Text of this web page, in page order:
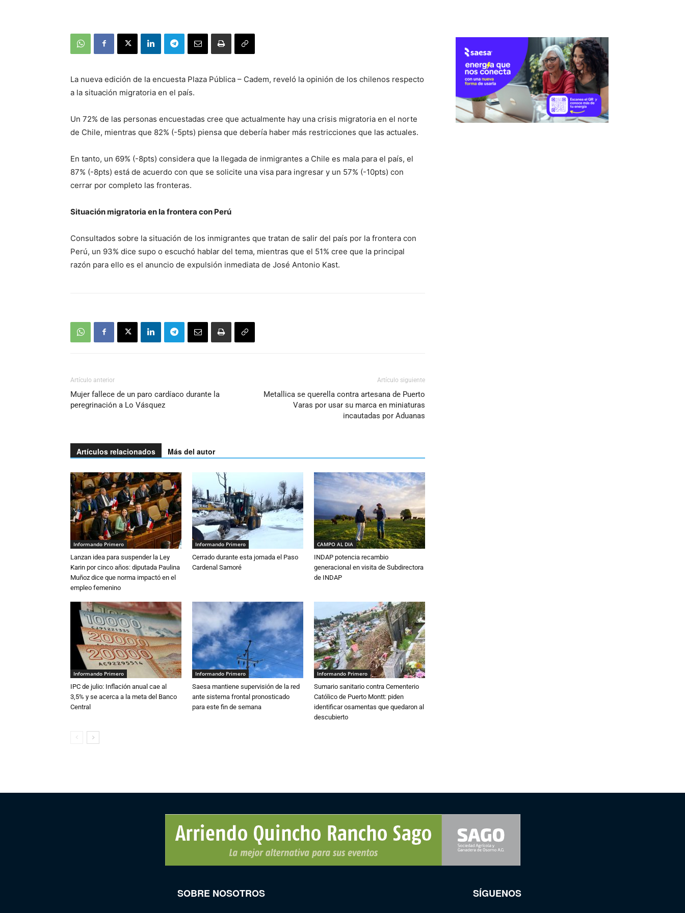
La nueva edición de la encuesta Plaza Pública – Cadem, reveló la opinión de los chilenos respecto
a la situación migratoria en el país.
Un 72% de las personas encuestadas cree que actualmente hay una crisis migratoria en el norte
de Chile, mientras que 82% (-5pts) piensa que debería haber más restricciones que las actuales.
En tanto, un 69% (-8pts) considera que la llegada de inmigrantes a Chile es mala para el país, el
87% (-8pts) está de acuerdo con que se solicite una visa para ingresar y un 57% (-10pts) con
cerrar por completo las fronteras.
Situación migratoria en la frontera con Perú
Consultados sobre la situación de los inmigrantes que tratan de salir del país por la frontera con
Perú, un 93% dice supo o escuchó hablar del tema, mientras que el 51% cree que la principal
razón para ello es el anuncio de expulsión inmediata de José Antonio Kast.
Artículo anterior
Mujer fallece de un paro cardíaco durante la
peregrinación a Lo Vásquez
Artículo siguiente
Metallica se querella contra artesana de Puerto
Varas por usar su marca en miniaturas
incautadas por Aduanas
Artículos relacionados Más del autor
Informando Primero
Lanzan idea para suspender la Ley
Karin por cinco años: diputada Paulina
Muñoz dice que norma impactó en el
empleo femenino
Informando Primero
Cerrado durante esta jornada el Paso
Cardenal Samoré
CAMPO AL DIA
INDAP potencia recambio
generacional en visita de Subdirectora
de INDAP
Informando Primero
IPC de julio: Inflación anual cae al
3,5% y se acerca a la meta del Banco
Central
Informando Primero
Saesa mantiene supervisión de la red
ante sistema frontal pronosticado
para este fin de semana
Informando Primero
Sumario sanitario contra Cementerio
Católico de Puerto Montt: piden
identificar osamentas que quedaron al
descubierto
SOBRE NOSOTROS SÍGUENOS